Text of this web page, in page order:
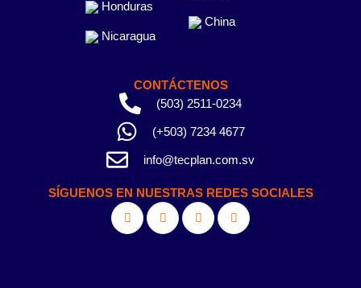
Honduras
Nicaragua
China
CONTÁCTENOS
(503) 2511-0234
(+503) 7234 4677
info@tecplan.com.sv
SÍGUENOS EN NUESTRAS REDES SOCIALES